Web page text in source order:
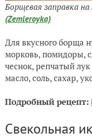
Борщевая заправка
(Zemleroyka)
Для вкусного борща
морковь, помидоры,
чеснок, репчатый
масло, соль, сахар,
Подробный рецепт:
Свекольная